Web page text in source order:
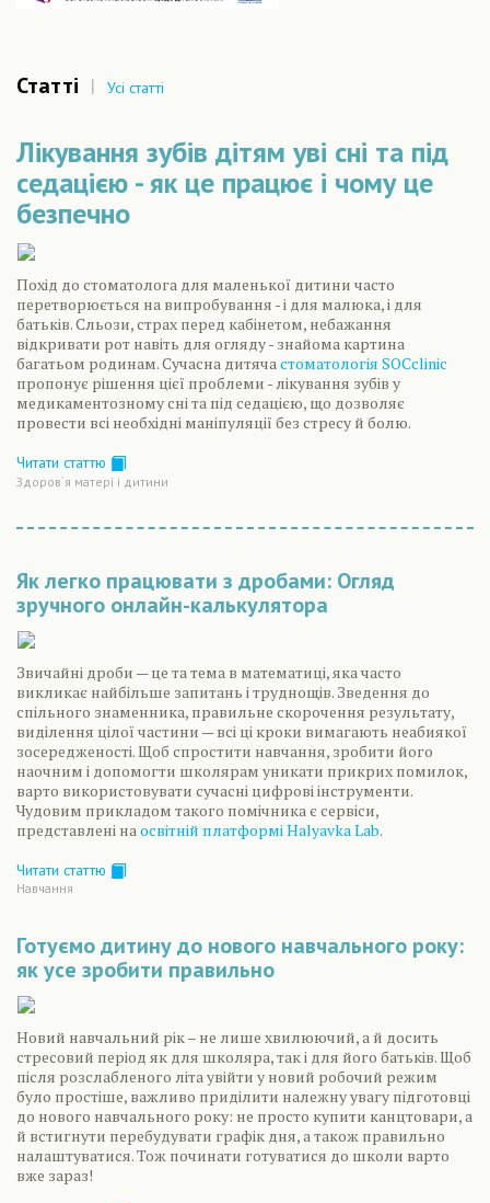
Статті | Усі статті
Лікування зубів дітям уві сні та під
седацією - як це працює і чому це
безпечно
Похід до стоматолога для маленької дитини часто
перетворюється на випробування - і для малюка, і для
батьків. Сльози, страх перед кабінетом, небажання
відкривати рот навіть для огляду - знайома картина
багатьом родинам. Сучасна дитячастоматологія SOCclinic
пропонує рішення цієї проблеми - лікування зубів у
медикаментозному сні та під седацією, що дозволяє
провести всі необхідні маніпуляції без стресу й болю.
Читати статтю
Здоров´я матері і дитини
Як легко працювати з дробами: Огляд
зручного онлайн-калькулятора
Звичайні дроби — це та тема в математиці, яка часто
викликає найбільше запитань і труднощів. Зведення до
спільного знаменника, правильне скорочення результату,
виділення цілої частини — всі ці кроки вимагають неабиякої
зосередженості. Щоб спростити навчання, зробити його
наочним і допомогти школярам уникати прикрих помилок,
варто використовувати сучасні цифрові інструменти.
Чудовим прикладом такого помічника є сервіси,
представлені на освітній платформі Halyavka Lab.
Читати статтю
Навчання
Готуємо дитину до нового навчального року:
як усе зробити правильно
Новий навчальний рік – не лише хвилюючий, а й досить
стресовий період як для школяра, так і для його батьків. Щоб
після розслабленого літа увійти у новий робочий режим
було простіше, важливо приділити належну увагу підготовці
до нового навчального року: не просто купити канцтовари, а
й встигнути перебудувати графік дня, а також правильно
налаштуватися. Тож починати готуватися до школи варто
вже зараз!